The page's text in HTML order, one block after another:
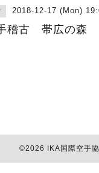
2018-12-17 (Mon)
稽古 帯広の森
©2026 IKA国際空手